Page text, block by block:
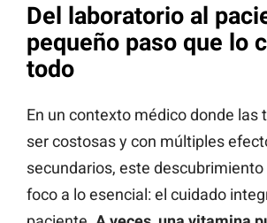
Del laboratorio al
pequeño paso que lo
todo
En un contexto médico donde las
ser costosas y con múltiples
secundarios, este descubrimiento
foco a lo esencial: el cuidado